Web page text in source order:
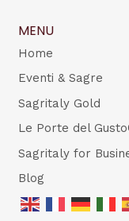
MENU
Home
Eventi & Sagre
Sagritaly Gold
Le Porte del
Sagritaly for
Blog